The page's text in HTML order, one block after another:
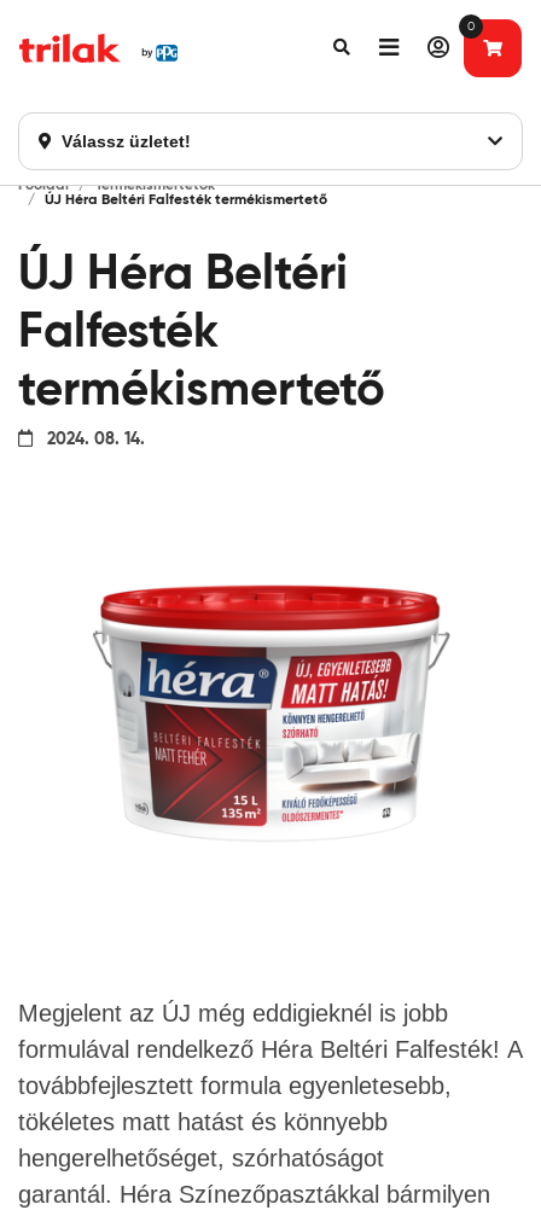
Válassz üzletet!
0
Fontos tájékoztatás!
Főoldal
Termékismertetők
ÚJ Héra Beltéri Falfesték termékismertető
ÚJ Héra Beltéri
Falfesték
termékismertető
2024. 08. 14.
Megjelent az ÚJ még eddigieknél is jobb
formulával rendelkező Héra Beltéri Falfesték! A
továbbfejlesztett formula egyenletesebb,
tökéletes matt hatást és könnyebb
hengerelhetőséget, szórhatóságot
garantál. Héra Színezőpasztákkal bármilyen